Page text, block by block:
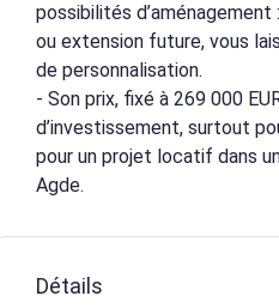
possibilités
ou extension future, vous
de personnalisation.
- Son prix, fixé à 269 000
d’investissement, surtout
pour un projet locatif dans
Agde.
Détails